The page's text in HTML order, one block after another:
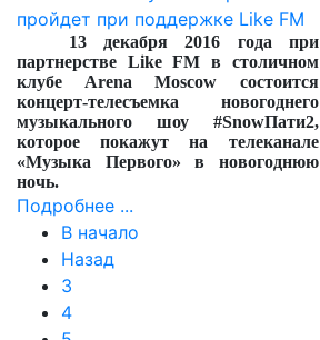
13 декабря 2016 года при
партнерстве Like FM в столичном
клубе Arena Moscow состоится
концерт-телесъемка новогоднего
музыкального шоу #SnowПати2,
которое покажут на телеканале
«Музыка Первого» в новогоднюю
ночь.
Подробнее ...
В начало
Назад
3
4